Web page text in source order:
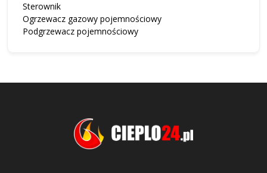
Sterownik
Ogrzewacz gazowy pojemnościowy
Podgrzewacz pojemnościowy